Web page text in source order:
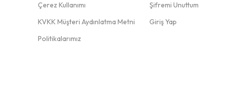
Çerez Kullanımı
KVKK Müşteri Aydınlatma Metni
Politikalarımız
Şifremi Unuttum
Giriş Yap